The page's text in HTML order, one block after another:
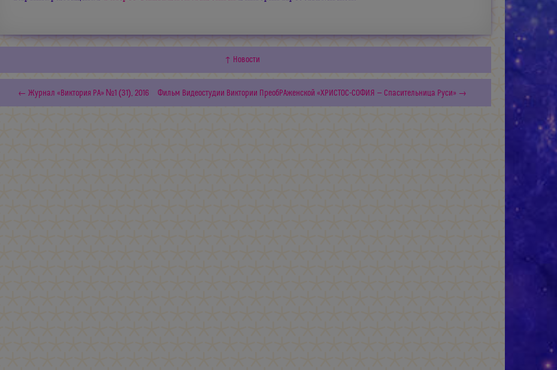
↑ Новости
← Журнал «Виктория РА» №1 (31), 2016 Фильм Видеостудии Виктории ПреобРАженской «ХРИСТОС-СОФИЯ — Спасительница Руси» →